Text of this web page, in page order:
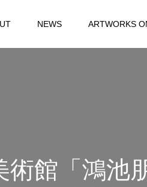
NEWS ARTWORKS
館「鴻池